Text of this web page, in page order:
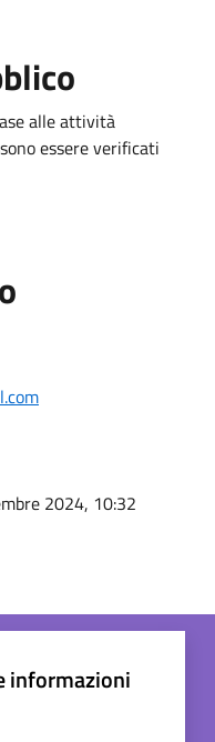
alle attività
essere verificati
2024, 10:32
informazioni